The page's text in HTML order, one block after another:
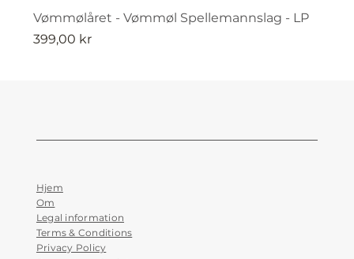
Vømmølåret - Vømmøl Spellemannslag - LP
Pris
399,00 kr
Hjem
Om
Legal information
Terms & Conditions
Privacy Policy